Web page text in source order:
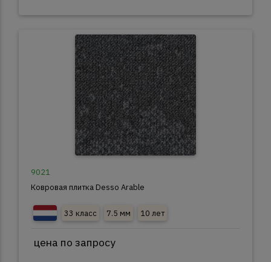
9021
Ковровая плитка Desso Arable
33 класс 7.5 мм 10 лет
цена по запросу